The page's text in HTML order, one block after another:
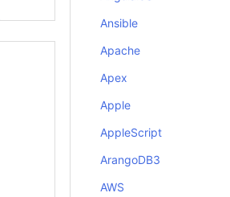
Ansible
Apache
Apex
Apple
AppleScript
ArangoDB3
AWS